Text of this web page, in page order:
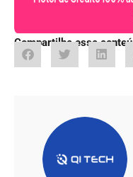
Compartilhe esse